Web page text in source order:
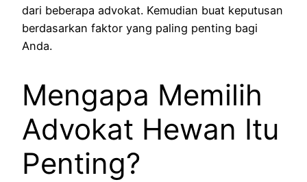
dari beberapa advokat. Kemudian buat keputusan
berdasarkan faktor yang paling penting bagi
Anda.
Mengapa Memilih
Advokat Hewan Itu
Penting?